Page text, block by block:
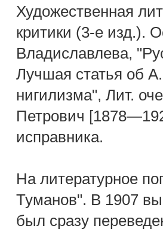
Художественная
критики (3-е изд.).
Владиславлева,
Лучшая статья об
нигилизма", Лит.
Петрович
исправника.
На литературное
Туманов". В 1907
был сразу